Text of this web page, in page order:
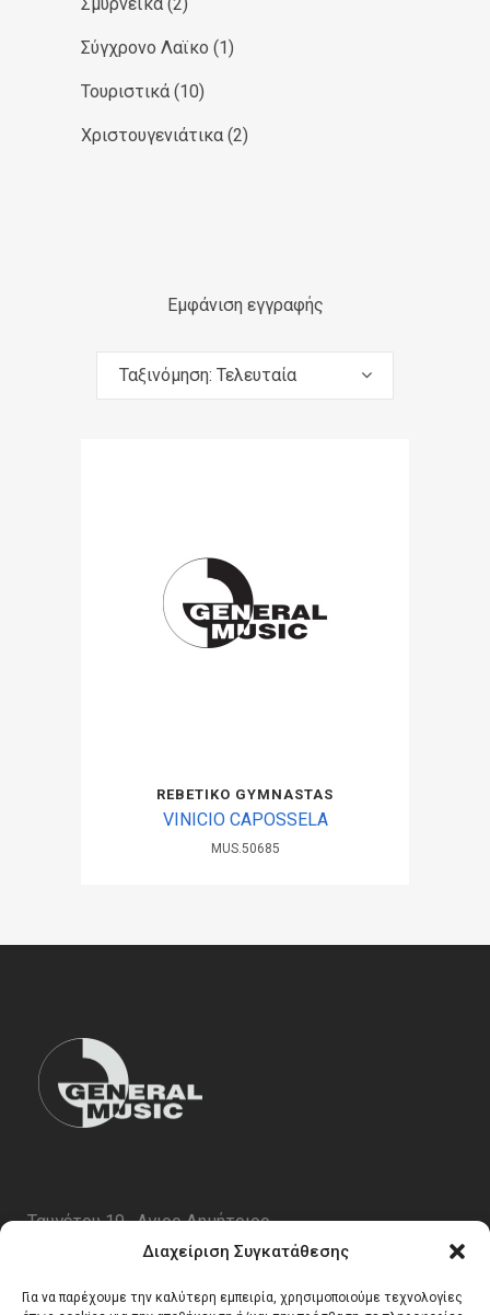
Διαχείριση Συγκατάθεσης
Για να παρέχουμε την καλύτερη εμπειρία, χρησιμοποιούμε τεχνολογίες
Σύγχρονο Λαϊκο (1)
Τουριστικά (10)
Χριστουγενιάτικα (2)
Εμφάνιση εγγραφής
Ταξινόμηση: Τελευταία
REBETIKO GYMNASTAS
VINICIO CAPOSSELA
MUS.50685
Ταυγέτου 19 , Αγιος Δημήτριος
email:info@generalmusic.gr